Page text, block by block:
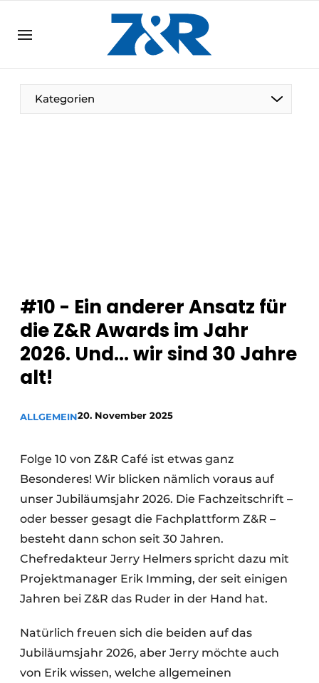
DE EN
DE
Kategorien
#10 - Ein anderer Ansatz für
die Z&R Awards im Jahr
2026. Und... wir sind 30 Jahre
alt!
ALLGEMEIN20. November 2025
Folge 10 von Z&R Café ist etwas ganz
Besonderes! Wir blicken nämlich voraus auf
unser Jubiläumsjahr 2026. Die Fachzeitschrift –
oder besser gesagt die Fachplattform Z&R –
besteht dann schon seit 30 Jahren.
Chefredakteur Jerry Helmers spricht dazu mit
Projektmanager Erik Imming, der seit einigen
Jahren bei Z&R das Ruder in der Hand hat.
Natürlich freuen sich die beiden auf das
Jubiläumsjahr 2026, aber Jerry möchte auch
von Erik wissen, welche allgemeinen